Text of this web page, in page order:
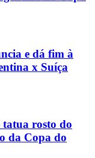
e dá fim à
x Suíça
tatua rosto do
da Copa do